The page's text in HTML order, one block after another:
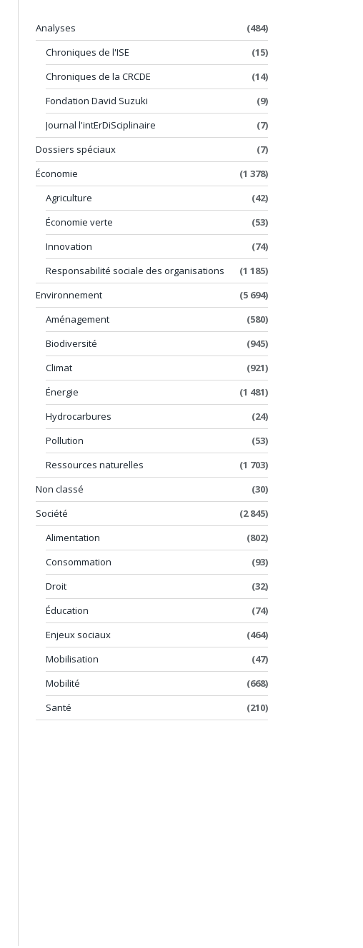
Analyses
(484)
Chroniques de l'ISE
(15)
Chroniques de la CRCDE
(14)
Fondation David Suzuki
(9)
Journal l'intErDiSciplinaire
(7)
Dossiers spéciaux
(7)
Économie
(1 378)
Agriculture
(42)
Économie verte
(53)
Innovation
(74)
Responsabilité sociale des organisations
(1 185)
Environnement
(5 694)
Aménagement
(580)
Biodiversité
(945)
Climat
(921)
Énergie
(1 481)
Hydrocarbures
(24)
Pollution
(53)
Ressources naturelles
(1 703)
Non classé
(30)
Société
(2 845)
Alimentation
(802)
Consommation
(93)
Droit
(32)
Éducation
(74)
Enjeux sociaux
(464)
Mobilisation
(47)
Mobilité
(668)
Santé
(210)